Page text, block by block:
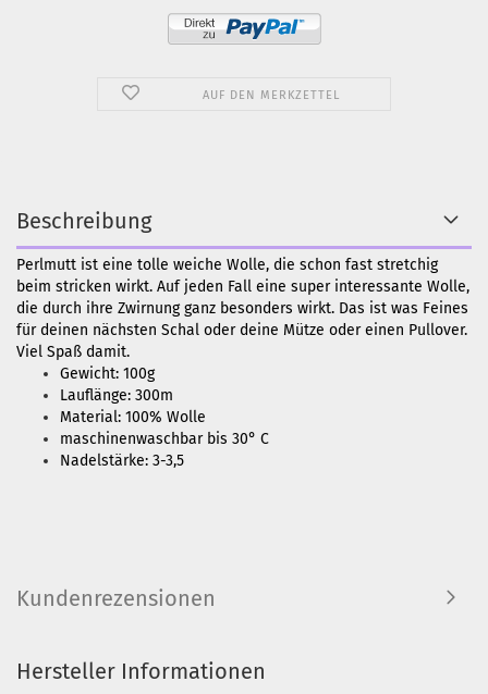
AUF DEN MERKZETTEL
Beschreibung
Perlmutt ist eine tolle weiche Wolle, die schon fast stretchig
beim stricken wirkt. Auf jeden Fall eine super interessante Wolle,
die durch ihre Zwirnung ganz besonders wirkt. Das ist was Feines
für deinen nächsten Schal oder deine Mütze oder einen Pullover.
Viel Spaß damit.
Gewicht: 100g
Lauflänge: 300m
Material: 100% Wolle
maschinenwaschbar bis 30° C
Nadelstärke: 3-3,5
Kundenrezensionen
Hersteller Informationen